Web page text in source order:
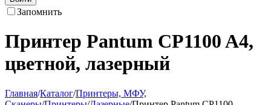
Запомнить
Принтер Pantum CP1100 A4,
цветной, лазерный
Главная/Каталог/Принтеры, МФУ,